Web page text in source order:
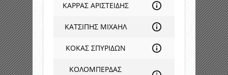
ΚΑΡΡΑΣ ΑΡΙΣΤΕΙΔΗΣ
ΚΑΤΣΙΠΗΣ ΜΙΧΑΗΛ
ΚΟΚΑΣ ΣΠΥΡΙΔΩΝ
ΚΟΛΟΜΠΕΡΔΑΣ